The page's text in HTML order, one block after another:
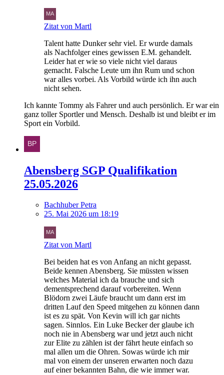
Zitat von Martl
Talent hatte Dunker sehr viel. Er wurde damals
als Nachfolger eines gewissen E.M. gehandelt.
Leider hat er wie so viele nicht viel daraus
gemacht. Falsche Leute um ihn Rum und schon
war alles vorbei. Als Vorbild würde ich ihn auch
nicht sehen.
Ich kannte Tommy als Fahrer und auch persönlich. Er war ein
ganz toller Sportler und Mensch. Deshalb ist und bleibt er im
Sport ein Vorbild.
Abensberg SGP Qualifikation
25.05.2026
Bachhuber Petra
25. Mai 2026 um 18:19
Zitat von Martl
Bei beiden hat es von Anfang an nicht gepasst.
Beide kennen Abensberg. Sie müssten wissen
welches Material ich da brauche und sich
dementsprechend darauf vorbereiten. Wenn
Blödorn zwei Läufe braucht um dann erst im
dritten Lauf den Speed mitgehen zu können dann
ist es zu spät. Von Kevin will ich gar nichts
sagen. Sinnlos. Ein Luke Becker der glaube ich
noch nie in Abensberg war und jetzt auch nicht
zur Elite zu zählen ist der fährt heute einfach so
mal allen um die Ohren. Sowas würde ich mir
mal von einem der unseren erwarten noch dazu
auf einer bekannten Bahn, die wie immer war.